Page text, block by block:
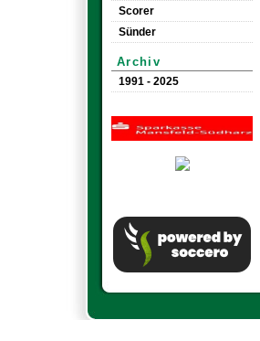
Scorer
Sünder
Archiv
1991 - 2025